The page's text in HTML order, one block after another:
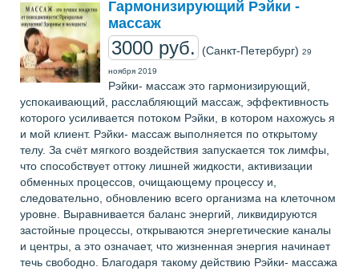
Гармонизирующий Рэйки -
массаж
3000 руб. (Санкт-Петербург) 29
ноября 2019
Рэйки- массаж это гармонизирующий,
успокаивающий, расслабляющий массаж, эффективность
которого усиливается потоком Рэйки, в котором нахожусь я
и мой клиент. Рэйки- массаж выполняется по открытому
телу. За счёт мягкого воздействия запускается ток лимфы,
что способствует оттоку лишней жидкости, активизации
обменных процессов, очищающему процессу и,
следовательно, обновлению всего организма на клеточном
уровне. Выравнивается баланс энергий, ликвидируются
застойные процессы, открываются энергетические каналы
и центры, а это означает, что жизненная энергия начинает
течь свободно. Благодаря такому действию Рэйки- массажа